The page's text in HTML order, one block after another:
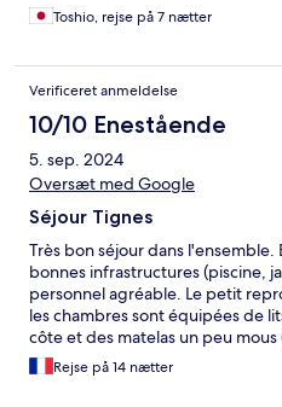
Toshio, rejse på 7 nætter
Verificeret anmeldelse
10/10 Enestående
5. sep. 2024
Oversæt med Google
Séjour Tignes
Très bon séjour dans
bonnes infrastructures (piscine,
personnel agréable. Le petit
les chambres sont équipées de
côte et des matelas un peu
que de notre chambre). A part
dire
Rejse på 14 nætter